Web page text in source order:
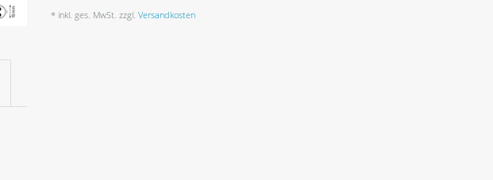
* inkl. ges. MwSt. zzgl. Versandkosten